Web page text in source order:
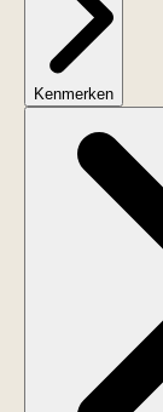
Kenmerken